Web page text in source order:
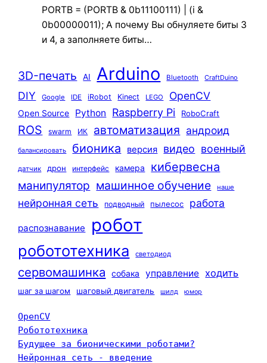
PORTB = (PORTB & 0b11100111) | (i &
0b00000011); А почему Вы обнуляете биты 3
и 4, а заполняете биты…
3D-печать AI Arduino Bluetooth CraftDuino
DIY Google IDE iRobot Kinect LEGO OpenCV
Open Source Python Raspberry Pi RoboCraft
ROS swarm ИК автоматизация андроид
балансировать бионика версия видео военный
датчик дрон интерфейс камера кибервесна
манипулятор машинное обучение наше
нейронная сеть подводный пылесос работа
распознавание робот
робототехника светодиод
сервомашинка собака управление ходить
шаг за шагом шаговый двигатель шилд юмор
OpenCV
Робототехника
Будущее за бионическими роботами?
Нейронная сеть - введение